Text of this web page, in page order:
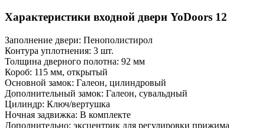
Характеристики входной двери YoDoors 12
Заполнение двери: Пенополистирол
Контура уплотнения: 3 шт.
Толщина дверного полотна: 92 мм
Короб: 115 мм, открытый
Основной замок: Галеон, цилиндровый
Дополнительный замок: Галеон, сувальдный
Цилиндр: Ключ/вертушка
Ночная задвижка: В комплекте
Дополнительно: эксцентрик для регулировки прижима